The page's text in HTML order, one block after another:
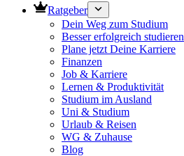
Ratgeber
Dein Weg zum Studium
Besser erfolgreich studieren
Plane jetzt Deine Karriere
Finanzen
Job & Karriere
Lernen & Produktivität
Studium im Ausland
Uni & Studium
Urlaub & Reisen
WG & Zuhause
Blog